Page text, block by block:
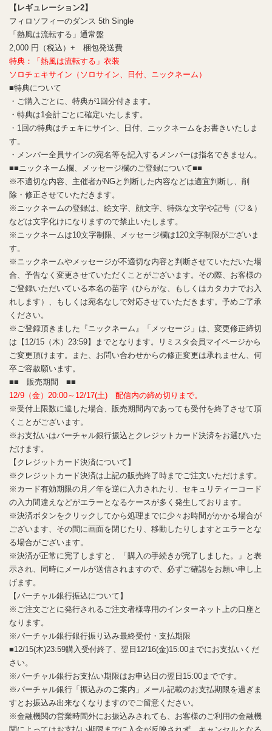
【レギュレーション2】
フィロソフィーのダンス 5th Single
「熱風は流転する」通常盤
2,000 円（税込）+ 梱包発送費
特典：「熱風は流転する」衣装
ソロチェキサイン（ソロサイン、日付、ニックネーム）
■特典について
・ご購入ごとに、特典が1回分付きます。
・特典は1会計ごとに確定いたします。
・1回の特典はチェキにサイン、日付、ニックネームをお書きいたしま
す。
・メンバー全員サインの宛名等を記入するメンバーは指名できません。
■■ニックネーム欄、メッセージ欄のご登録について■■
※不適切な内容、主催者がNGと判断した内容などは適宜判断し、削
除・修正させていただきます。
※ニックネームの登録は、絵文字、顔文字、特殊な文字や記号（♡＆）
などは文字化けになりますので禁止いたします。
※ニックネームは10文字制限、メッセージ欄は120文字制限がございま
す。
※ニックネームやメッセージが不適切な内容と判断させていただいた場
合、予告なく変更させていただくことがございます。その際、お客様の
ご登録いただいている本名の苗字（ひらがな、もしくはカタカナでお入
れします）、もしくは宛名なしで対応させていただきます。予めご了承
ください。
※ご登録頂きました『ニックネーム』「メッセージ」は、変更修正締切
は【12/15（木）23:59】までとなります。リミスタ会員マイページから
ご変更頂けます。また、お問い合わせからの修正変更は承れません、何
卒ご容赦願います。
■■ 販売期間 ■■
12/9（金）20:00～12/17(土) 配信内の締め切りまで。
※受付上限数に達した場合、販売期間内であっても受付を終了させて頂
くことがございます。
※お支払いはバーチャル銀行振込とクレジットカード決済をお選びいた
だけます。
【クレジットカード決済について】
※クレジットカード決済は上記の販売終了時までご注文いただけます。
※カード有効期限の月／年を逆に入力されたり、セキュリティーコード
の入力間違えなどがエラーとなるケースが多く発生しております。
※決済ボタンをクリックしてから処理までに少々お時間がかかる場合が
ございます、その間に画面を閉じたり、移動したりしますとエラーとな
る場合がございます。
※決済が正常に完了しますと、「購入の手続きが完了しました。」と表
示され、同時にメールが送信されますので、必ずご確認をお願い申し上
げます。
【バーチャル銀行振込について】
※ご注文ごとに発行されるご注文者様専用のインターネット上の口座と
なります。
※バーチャル銀行銀行振り込み最終受付・支払期限
■12/15(木)23:59購入受付終了、翌日12/16(金)15:00までにお支払いくだ
さい。
※バーチャル銀行お支払い期限はお申込日の翌日15:00までです。
※バーチャル銀行「振込みのご案内」メール記載のお支払期限を過ぎま
すとお振込み出来なくなりますのでご留意ください。
※金融機関の営業時間外にお振込みされても、お客様のご利用の金融機